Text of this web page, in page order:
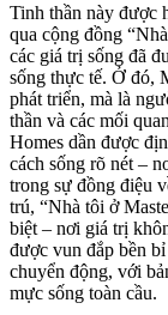
Tinh thần này được
qua cộng đồng
các giá trị sống đã
sống thực tế. Ở đó,
phát triển, mà là
thần và các mối
Homes dần được
cách sống rõ nét –
trong sự đồng điệu
trú, “Nhà tôi ở
biệt – nơi giá trị
được vun đắp bền
chuyển động, với
mực sống toàn cầu.